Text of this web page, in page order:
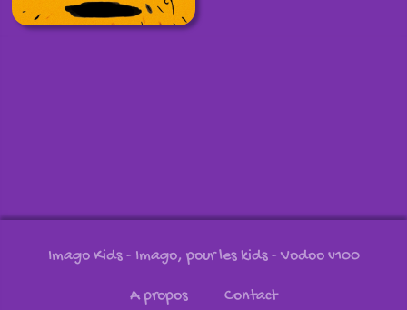
Imago Kids - Imago, pour les kids- Vodoo v100
A propos Contact